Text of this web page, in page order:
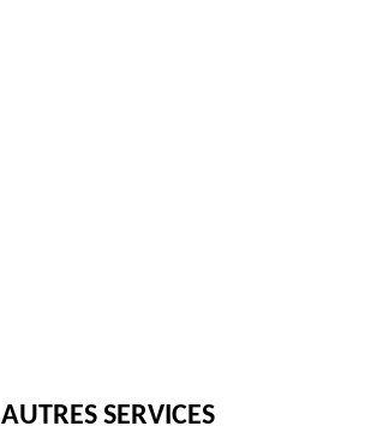
AUTRES SERVICES